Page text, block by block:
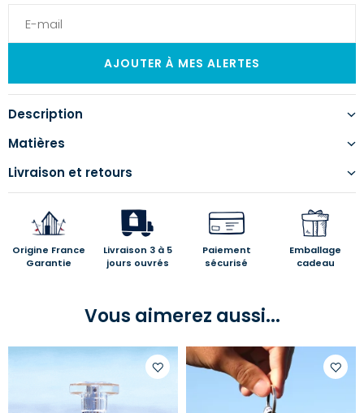
Description
Matières
Livraison et retours
Origine France
Garantie
Livraison 3 à 5
jours ouvrés
Paiement
sécurisé
Emballage
cadeau
Vous aimerez aussi...